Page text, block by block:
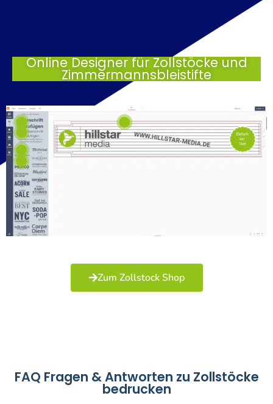
Online Designer für Zollstöcke und
Zimmermannsbleistifte
Zum Zollstock Shop
FAQ Fragen & Antworten zu Zollstöcke
bedrucken